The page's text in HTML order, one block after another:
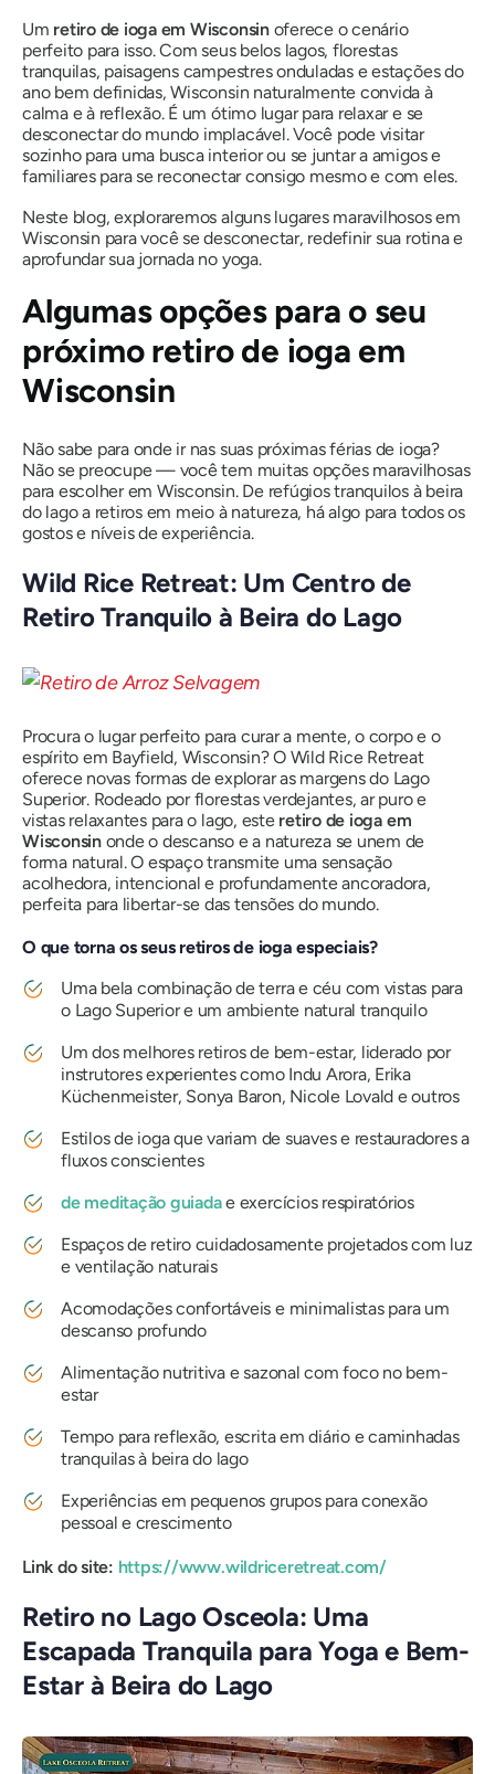
Um retiro de ioga em Wisconsinoferece o cenário
perfeito para isso. Com seus belos lagos, florestas
tranquilas, paisagens campestres onduladas e estações do
ano bem definidas, Wisconsin naturalmente convida à
calma e à reflexão. É um ótimo lugar para relaxar e se
desconectar do mundo implacável. Você pode visitar
sozinho para uma busca interior ou se juntar a amigos e
familiares para se reconectar consigo mesmo e com eles.
Neste blog, exploraremos alguns lugares maravilhosos em
Wisconsin para você se desconectar, redefinir sua rotina e
aprofundar sua jornada no yoga.
Algumas opções para o seu
próximo retiro de ioga em
Wisconsin
Não sabe para onde ir nas suas próximas férias de ioga?
Não se preocupe — você tem muitas opções maravilhosas
para escolher em Wisconsin. De refúgios tranquilos à beira
do lago a retiros em meio à natureza, há algo para todos os
gostos e níveis de experiência.
Wild Rice Retreat: Um Centro de
Retiro Tranquilo à Beira do Lago
Procura o lugar perfeito para curar a mente, o corpo e o
espírito em Bayfield, Wisconsin? O Wild Rice Retreat
oferece novas formas de explorar as margens do Lago
Superior. Rodeado por florestas verdejantes, ar puro e
vistas relaxantes para o lago, este retiro de ioga em
Wisconsinonde o descanso e a natureza se unem de
forma natural. O espaço transmite uma sensação
acolhedora, intencional e profundamente ancoradora,
perfeita para libertar-se das tensões do mundo.
O que torna os seus retiros de ioga especiais?
Uma bela combinação de terra e céu com vistas para
o Lago Superior e um ambiente natural tranquilo
Um dos melhores retiros de bem-estar, liderado por
instrutores experientes como Indu Arora, Erika
Küchenmeister, Sonya Baron, Nicole Lovald e outros
Estilos de ioga que variam de suaves e restauradores a
fluxos conscientes
de meditação guiadae exercícios respiratórios
Espaços de retiro cuidadosamente projetados com luz
e ventilação naturais
Acomodações confortáveis ​​e minimalistas para um
descanso profundo
Alimentação nutritiva e sazonal com foco no bem-
estar
Tempo para reflexão, escrita em diário e caminhadas
tranquilas à beira do lago
Experiências em pequenos grupos para conexão
pessoal e crescimento
Link do site: https://www.wildriceretreat.com/
Retiro no Lago Osceola: Uma
Escapada Tranquila para Yoga e Bem-
Estar à Beira do Lago